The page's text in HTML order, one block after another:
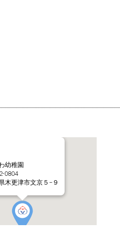
幼稚園
0804
木更津市文京５−９
22-5963